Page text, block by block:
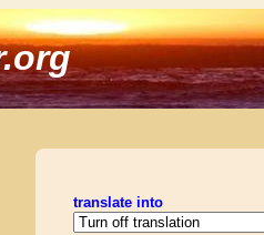
translate into